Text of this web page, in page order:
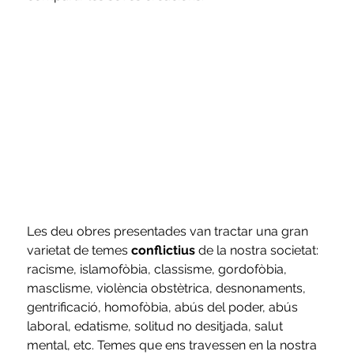
Les deu obres presentades van tractar una gran
varietat de temes conflictius de la nostra societat:
racisme, islamofòbia, classisme, gordofòbia,
masclisme, violència obstètrica, desnonaments,
gentrificació, homofòbia, abús del poder, abús
laboral, edatisme, solitud no desitjada, salut
mental, etc. Temes que ens travessen en la nostra